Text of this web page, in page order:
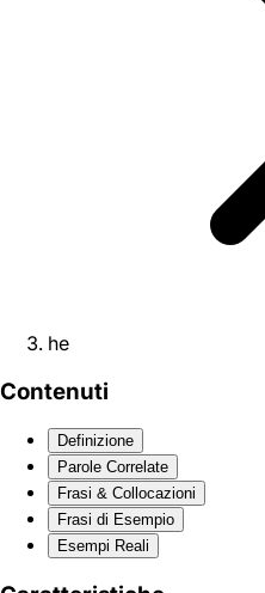
he
Contenuti
Definizione
Parole Correlate
Frasi & Collocazioni
Frasi di Esempio
Esempi Reali